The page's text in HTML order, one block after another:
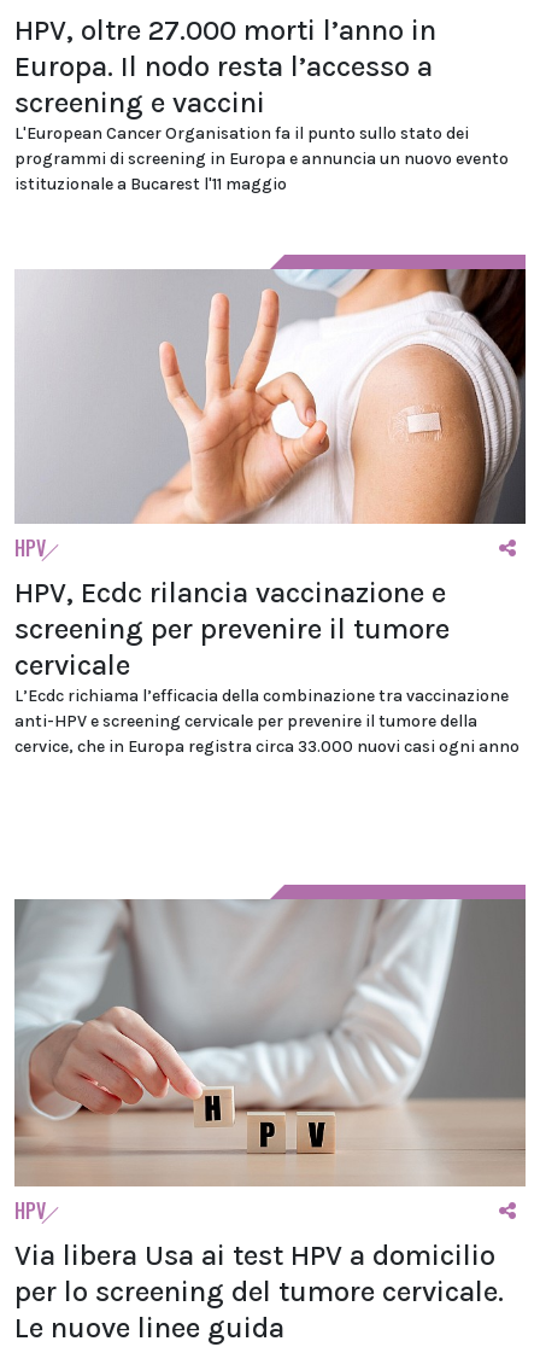
HPV, oltre 27.000 morti l’anno in
Europa. Il nodo resta l’accesso a
screening e vaccini
L'European Cancer Organisation fa il punto sullo stato dei
programmi di screening in Europa e annuncia un nuovo evento
istituzionale a Bucarest l'11 maggio
HPV
HPV, Ecdc rilancia vaccinazione e
screening per prevenire il tumore
cervicale
L’Ecdc richiama l’efficacia della combinazione tra vaccinazione
anti-HPV e screening cervicale per prevenire il tumore della
cervice, che in Europa registra circa 33.000 nuovi casi ogni anno
HPV
Via libera Usa ai test HPV a domicilio
per lo screening del tumore cervicale.
Le nuove linee guida